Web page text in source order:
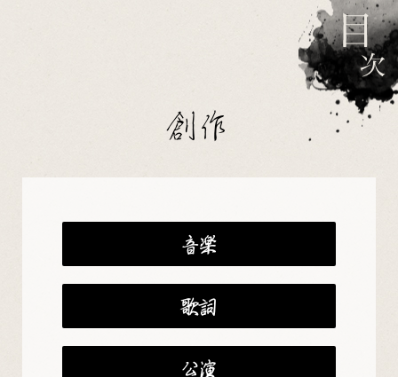
創作
音楽
歌詞
公演